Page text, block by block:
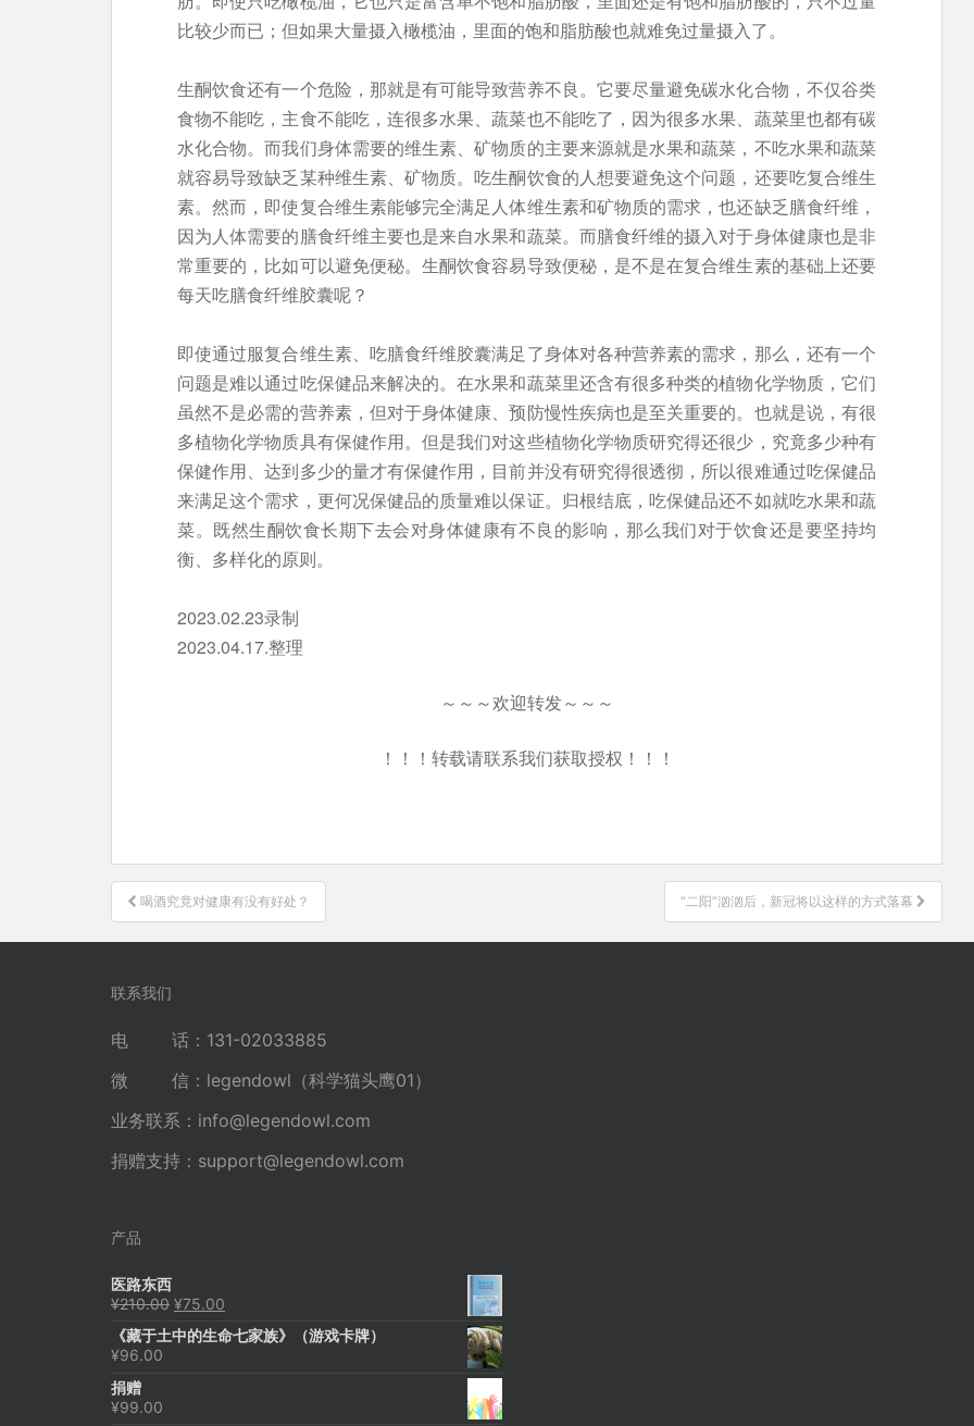
比较少而已；但如果大量摄入橄榄油，里面的饱和脂肪酸也就难免过量摄入了。
生酮饮食还有一个危险，那就是有可能导致营养不良。它要尽量避免碳水化合物，不仅谷类
食物不能吃，主食不能吃，连很多水果、蔬菜也不能吃了，因为很多水果、蔬菜里也都有碳
水化合物。而我们身体需要的维生素、矿物质的主要来源就是水果和蔬菜，不吃水果和蔬菜
就容易导致缺乏某种维生素、矿物质。吃生酮饮食的人想要避免这个问题，还要吃复合维生
素。然而，即使复合维生素能够完全满足人体维生素和矿物质的需求，也还缺乏膳食纤维，
因为人体需要的膳食纤维主要也是来自水果和蔬菜。而膳食纤维的摄入对于身体健康也是非
常重要的，比如可以避免便秘。生酮饮食容易导致便秘，是不是在复合维生素的基础上还要
每天吃膳食纤维胶囊呢？
即使通过服复合维生素、吃膳食纤维胶囊满足了身体对各种营养素的需求，那么，还有一个
问题是难以通过吃保健品来解决的。在水果和蔬菜里还含有很多种类的植物化学物质，它们
虽然不是必需的营养素，但对于身体健康、预防慢性疾病也是至关重要的。也就是说，有很
多植物化学物质具有保健作用。但是我们对这些植物化学物质研究得还很少，究竟多少种有
保健作用、达到多少的量才有保健作用，目前并没有研究得很透彻，所以很难通过吃保健品
来满足这个需求，更何况保健品的质量难以保证。归根结底，吃保健品还不如就吃水果和蔬
菜。既然生酮饮食长期下去会对身体健康有不良的影响，那么我们对于饮食还是要坚持均
衡、多样化的原则。
2023.02.23录制
2023.04.17.整理
～～～欢迎转发～～～
！！！转载请联系我们获取授权！！！
文
章
导
喝酒究竟对健康有没有好处？ “二阳”汹汹后，新冠将以这样的方式落幕
联系我们
电 话：131-02033885
微 信：legendowl（科学猫头鹰01）
业务联系： info@legendowl.com
捐赠支持： support@legendowl.com
产品
医路东西
¥210.00 原
为：
¥75.00
价
《藏于土中的生命七家族》（游戏卡牌）
¥96.00
捐赠
¥99.00